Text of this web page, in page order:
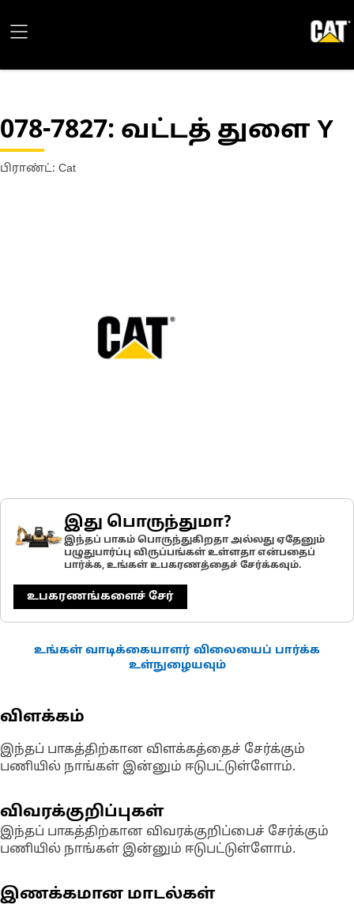
078-7827: வட்டத் துளை Y
பிராண்ட்: Cat
இது பொருந்துமா?
இந்தப் பாகம் பொருந்துகிறதா அல்லது ஏதேனும்
பழுதுபார்ப்பு விருப்பங்கள் உள்ளதா என்பதைப்
பார்க்க, உங்கள் உபகரணத்தைச் சேர்க்கவும்.
உபகரணங்களைச் சேர்
உங்கள் வாடிக்கையாளர் விலையைப் பார்க்க
உள்நுழையவும்
விளக்கம்
இந்தப் பாகத்திற்கான விளக்கத்தைச் சேர்க்கும்
பணியில் நாங்கள் இன்னும் ஈடுபட்டுள்ளோம்.
விவரக்குறிப்புகள்
இந்தப் பாகத்திற்கான விவரக்குறிப்பைச் சேர்க்கும்
பணியில் நாங்கள் இன்னும் ஈடுபட்டுள்ளோம்.
இணக்கமான மாடல்கள்